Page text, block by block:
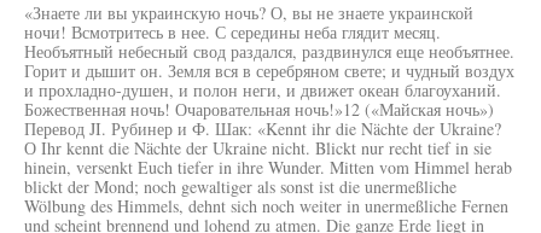
«Знаете ли вы украинскую ночь? О, вы не знаете украинской
ночи! Всмотритесь в нее. С середины неба глядит месяц.
Необъятный небесный свод раздался, раздвинулся еще необъятнее.
Горит и дышит он. Земля вся в серебряном свете; и чудный воздух
и прохладно-душен, и полон неги, и движет океан благоуханий.
Божественная ночь! Очаровательная ночь!»12 («Майская ночь»)
Перевод JI. Рубинер и Ф. Шак: «Kennt ihr die Nächte der Ukraine?
О Ihr kennt die Nächte der Ukraine nicht. Blickt nur recht tief in sie
hinein, versenkt Euch tiefer in ihre Wunder. Mitten vom Himmel herab
blickt der Mond; noch gewaltiger als sonst ist die unermeßliche
Wölbung des Himmels, dehnt sich noch weiter in unermeßliche Fernen
und scheint brennend und lohend zu atmen. Die ganze Erde liegt in